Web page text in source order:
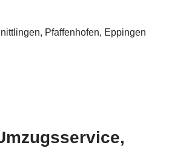
Pfaffenhofen, Eppingen